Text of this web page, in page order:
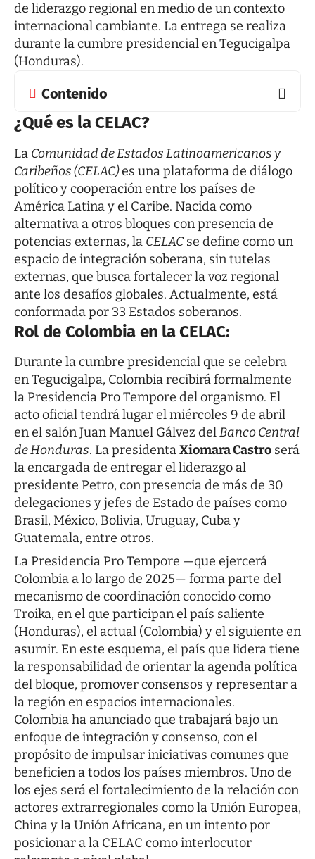
de liderazgo regional en medio de un contexto
internacional cambiante. La entrega se realiza
durante la cumbre presidencial en Tegucigalpa
(Honduras).
Contenido
¿Qué es la CELAC?
La Comunidad de Estados Latinoamericanos y
Caribeños (CELAC)es una plataforma de diálogo
político y cooperación entre los países de
América Latina y el Caribe. Nacida como
alternativa a otros bloques con presencia de
potencias externas, la CELACse define como un
espacio de integración soberana, sin tutelas
externas, que busca fortalecer la voz regional
ante los desafíos globales. Actualmente, está
conformada por 33 Estados soberanos.
Rol de Colombia en la CELAC:
Durante la cumbre presidencial que se celebra
en Tegucigalpa, Colombia recibirá formalmente
la Presidencia Pro Tempore del organismo. El
acto oficial tendrá lugar el miércoles 9 de abril
en el salón Juan Manuel Gálvez delBanco Central
de Honduras. La presidentaXiomara Castro será
la encargada de entregar el liderazgo al
presidente Petro, con presencia de más de 30
delegaciones y jefes de Estado de países como
Brasil, México, Bolivia, Uruguay, Cuba y
Guatemala, entre otros.
La Presidencia Pro Tempore —que ejercerá
Colombia a lo largo de 2025— forma parte del
mecanismo de coordinación conocido como
Troika, en el que participan el país saliente
(Honduras), el actual (Colombia) y el siguiente en
asumir. En este esquema, el país que lidera tiene
la responsabilidad de orientar la agenda política
del bloque, promover consensos y representar a
la región en espacios internacionales.
Colombia ha anunciado que trabajará bajo un
enfoque de integración y consenso, con el
propósito de impulsar iniciativas comunes que
beneficien a todos los países miembros. Uno de
los ejes será el fortalecimiento de la relación con
actores extrarregionales como la Unión Europea,
China y la Unión Africana, en un intento por
posicionar a la CELAC como interlocutor